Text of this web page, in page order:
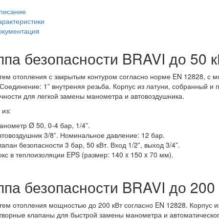
безопасности BRAVI до 50
отопления с закрытым контуром согласно норме EN 12828, с
1” внутреняя резьба. Корпус из латуни, собранный и
для легкой замены манометра и автовоздушника.
Ø 50, 0-4 бар, 1/4”.
3/8”. Номинальное давление: 12 бар.
безопасности 3 бар, 50 кВт. Вход 1/2”, выход 3/4”.
в теплоизоляции EPS (размер: 140 x 150 x 70 мм).
безопасности BRAVI до 200
отопления мощностью до 200 кВт согласно EN 12828. Корпус
клапаны для быстрой замены манометра и